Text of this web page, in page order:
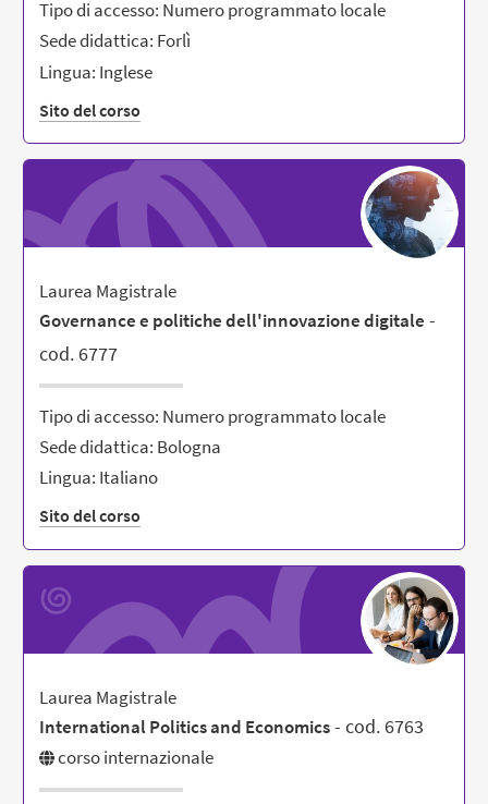
Tipo di accesso: Numero programmato locale
Sede didattica: Forlì
Lingua: Inglese
Sito del corso
Laurea Magistrale
Governance e politiche dell'innovazione digitale -
cod. 6777
Tipo di accesso: Numero programmato locale
Sede didattica: Bologna
Lingua: Italiano
Sito del corso
Laurea Magistrale
International Politics and Economics- cod. 6763
corso internazionale